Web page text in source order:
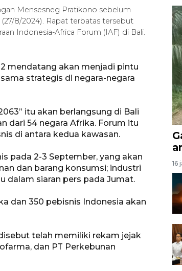
Mensesneg Pratikono sebelum
8/2024). Rapat terbatas tersebut
Indonesia-Africa Forum (IAF) di Bali.
mendatang akan menjadi pintu
strategis di negara-negara
itu akan berlangsung di Bali
dari 54 negara Afrika. Forum itu
di antara kedua kawasan.
pada 2-3 September, yang akan
dan barang konsumsi; industri
dalam siaran pers pada Jumat.
dan 350 pebisnis Indonesia akan
telah memiliki rekam jejak
dan PT Perkebunan
16